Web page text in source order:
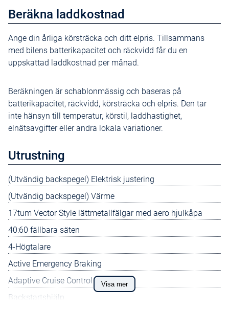
Beräkna laddkostnad
Ange din årliga körsträcka och ditt elpris. Tillsammans
med bilens batterikapacitet och räckvidd får du en
uppskattad laddkostnad per månad.
Beräkningen är schablonmässig och baseras på
batterikapacitet, räckvidd, körsträcka och elpris. Den tar
inte hänsyn till temperatur, körstil, laddhastighet,
elnätsavgifter eller andra lokala variationer.
Utrustning
(Utvändig backspegel) Elektrisk justering
(Utvändig backspegel) Värme
17tum Vector Style lättmetallfälgar med aero hjulkåpa
40:60 fällbara säten
4-Högtalare
Active Emergency Braking
Adaptive Cruise Control
Backstartshjälp
Visa mer